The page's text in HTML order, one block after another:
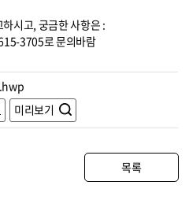
시고, 궁금한 사항은 :
3705로 문의바람
미리보기
목록